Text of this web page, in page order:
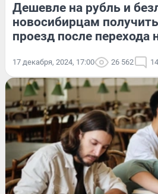
Дешевле на рубль и
новосибирцам
проезд после перехода
17 декабря, 2024, 17:00 26 562